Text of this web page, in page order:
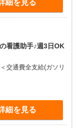
細を見る
看護助手♪週3日OK
交通費全支給(ガソリ
細を見る